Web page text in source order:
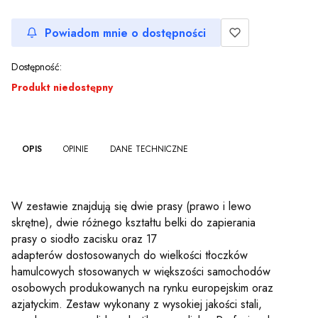
Powiadom mnie o dostępności
Dostępność:
Produkt niedostępny
OPIS OPINIE DANE TECHNICZNE
W zestawie znajdują się dwie prasy (prawo i lewo
skrętne), dwie różnego kształtu belki do zapierania
prasy o siodło zacisku oraz 17
adapterów dostosowanych do wielkości tłoczków
hamulcowych stosowanych w większości samochodów
osobowych produkowanych na rynku europejskim oraz
azjatyckim. Zestaw wykonany z wysokiej jakości stali,